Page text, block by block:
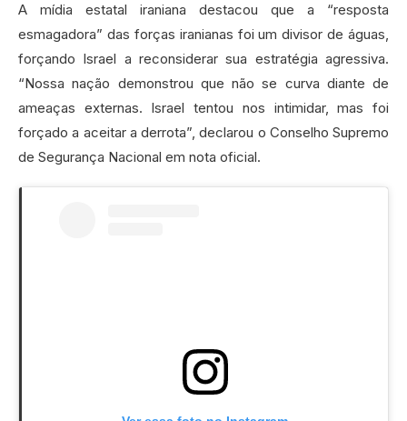
A mídia estatal iraniana destacou que a “resposta
esmagadora” das forças iranianas foi um divisor de águas,
forçando Israel a reconsiderar sua estratégia agressiva.
“Nossa nação demonstrou que não se curva diante de
ameaças externas. Israel tentou nos intimidar, mas foi
forçado a aceitar a derrota”, declarou o Conselho Supremo
de Segurança Nacional em nota oficial.